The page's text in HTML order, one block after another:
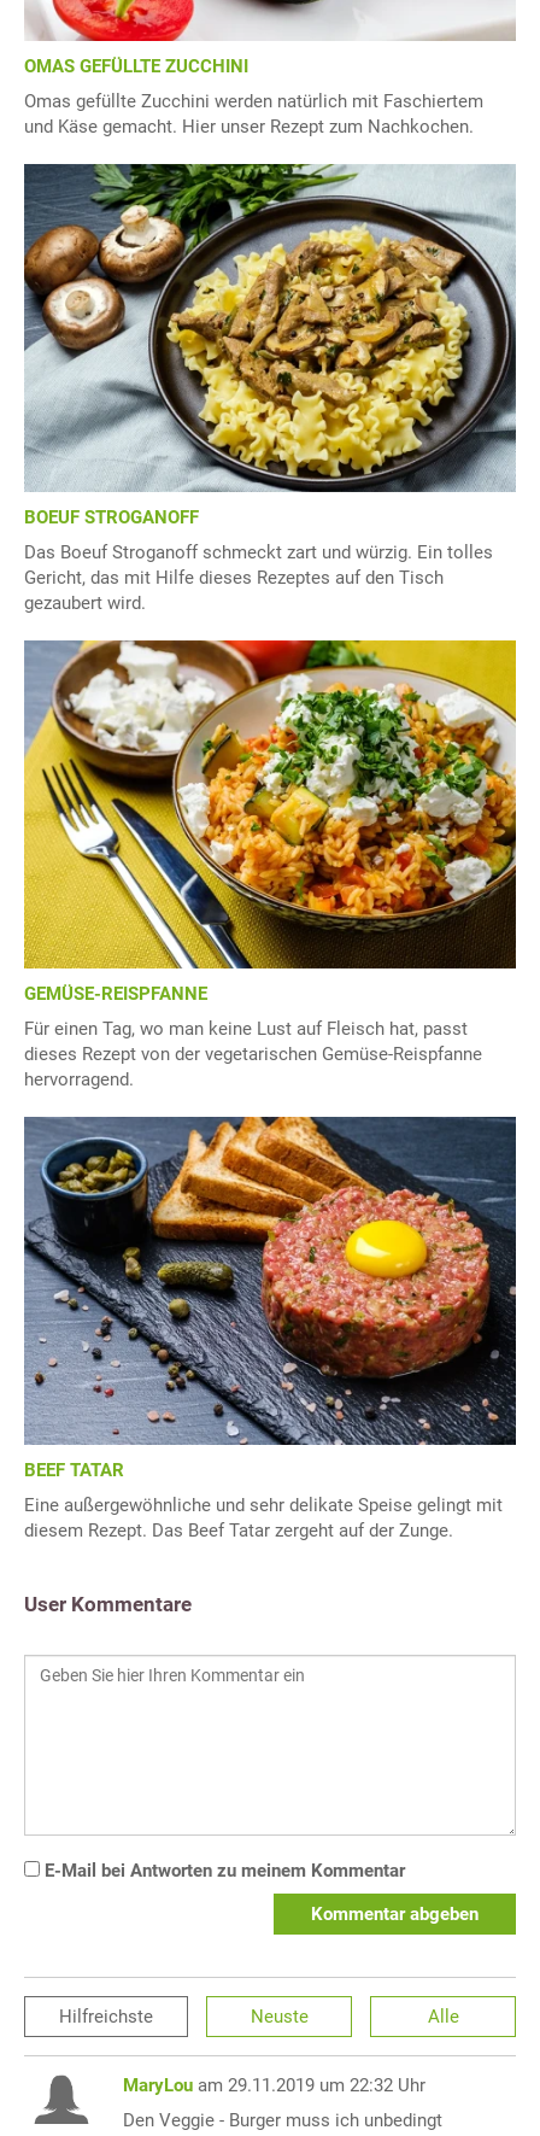
OMAS GEFÜLLTE ZUCCHINI
Omas gefüllte Zucchini werden natürlich mit Faschiertem
und Käse gemacht. Hier unser Rezept zum Nachkochen.
BOEUF STROGANOFF
Das Boeuf Stroganoff schmeckt zart und würzig. Ein tolles
Gericht, das mit Hilfe dieses Rezeptes auf den Tisch
gezaubert wird.
GEMÜSE-REISPFANNE
Für einen Tag, wo man keine Lust auf Fleisch hat, passt
dieses Rezept von der vegetarischen Gemüse-Reispfanne
hervorragend.
BEEF TATAR
Eine außergewöhnliche und sehr delikate Speise gelingt mit
diesem Rezept. Das Beef Tatar zergeht auf der Zunge.
User Kommentare
E-Mail bei Antworten zu meinem Kommentar
Kommentar abgeben
Hilfreichste Neuste Alle
MaryLou am 29.11.2019 um 22:32 Uhr
Den Veggie - Burger muss ich unbedingt